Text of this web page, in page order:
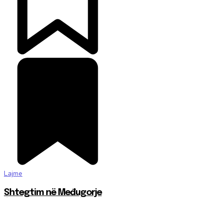
Lajme
Shtegtim në Međugorje